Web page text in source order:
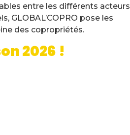
entre les différents acteurs
GLOBAL’COPRO pose les
des copropriétés.
2026 !